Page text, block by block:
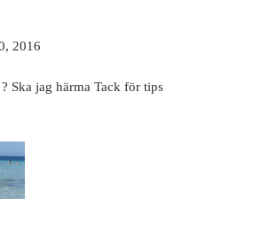
2016
Ska jag härma Tack för tips